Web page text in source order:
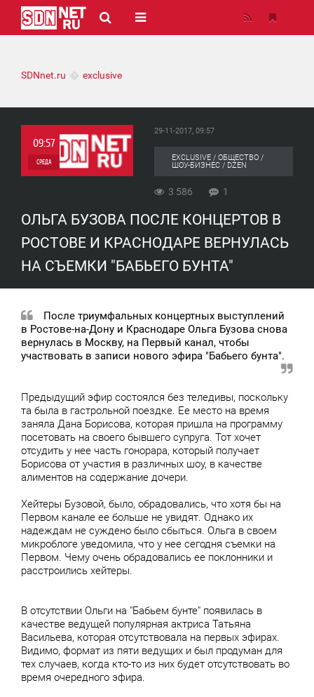
SDNnet.ru exclusive
09:57
СРЕДА
3 586
29-11-2017, 09:57
EXCLUSIVE / ОБЩЕСТВО /
ШОУ-БИЗНЕС / DZEN
3 586 1
ОЛЬГА БУЗОВА ПОСЛЕ КОНЦЕРТОВ В
РОСТОВЕ И КРАСНОДАРЕ ВЕРНУЛАСЬ
НА СЪЕМКИ "БАБЬЕГО БУНТА"
После триумфальных концертных выступлений
в Ростове-на-Дону и Краснодаре Ольга Бузова снова
вернулась в Москву, на Первый канал, чтобы
участвовать в записи нового эфира "Бабьего бунта".
Предыдущий эфир состоялся без теледивы, поскольку
та была в гастрольной поездке. Ее место на время
заняла Дана Борисова, которая пришла на программу
посетовать на своего бывшего супруга. Тот хочет
отсудить у нее часть гонорара, который получает
Борисова от участия в различных шоу, в качестве
алиментов на содержание дочери.
Хейтеры Бузовой, было, обрадовались, что хотя бы на
Первом канале ее больше не увидят. Однако их
надеждам не суждено было сбыться. Ольга в своем
микроблоге уведомила, что у нее сегодня съемки на
Первом. Чему очень обрадовались ее поклонники и
расстроились хейтеры.
В отсутствии Ольги на "Бабьем бунте" появилась в
качестве ведущей популярная актриса Татьяна
Васильева, которая отсутствовала на первых эфирах.
Видимо, формат из пяти ведущих и был продуман для
тех случаев, когда кто-то из них будет отсутствовать во
время очередного эфира.